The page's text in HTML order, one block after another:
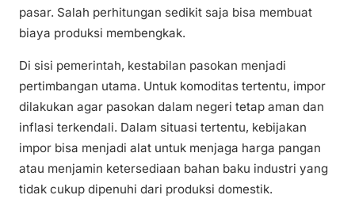
pasar. Salah perhitungan sedikit saja bisa membuat
biaya produksi membengkak.
Di sisi pemerintah, kestabilan pasokan menjadi
pertimbangan utama. Untuk komoditas tertentu, impor
dilakukan agar pasokan dalam negeri tetap aman dan
inflasi terkendali. Dalam situasi tertentu, kebijakan
impor bisa menjadi alat untuk menjaga harga pangan
atau menjamin ketersediaan bahan baku industri yang
tidak cukup dipenuhi dari produksi domestik.